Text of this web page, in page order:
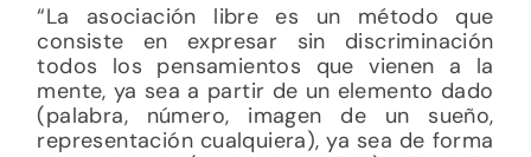
“La asociación libre es un método que
consiste en expresar sin discriminación
todos los pensamientos que vienen a la
mente, ya sea a partir de un elemento dado
(palabra, número, imagen de un sueño,
representación cualquiera), ya sea de forma